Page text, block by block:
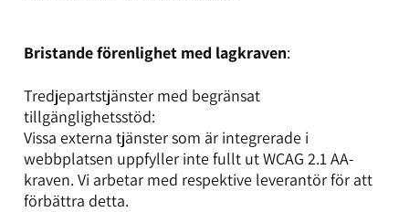
Bristande förenlighet med lagkraven:
Tredjepartstjänster med begränsat
tillgänglighetsstöd:
Vissa externa tjänster som är integrerade i
webbplatsen uppfyller inte fullt ut WCAG 2.1 AA-
kraven. Vi arbetar med respektive leverantör för att
förbättra detta.